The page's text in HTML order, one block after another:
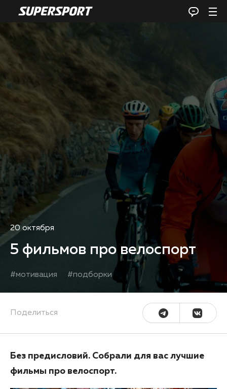
20 октября
5 фильмов про велоспорт
#мотивация #подборки
Поделиться
Без предисловий. Собрали для вас лучшие
фильмы про велоспорт.